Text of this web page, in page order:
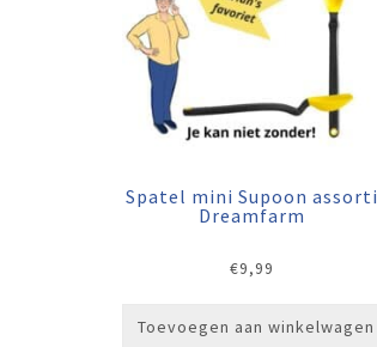
Spatel mini Supoon assorti
Dreamfarm
€9,99
Toevoegen aan winkelwagen